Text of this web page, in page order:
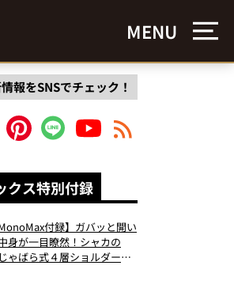
MENU
報をSNSでチェック！
クス特別付録
MonoMax付録】ガバッと開い
身が一目瞭然！シャカの
じゃばら式４層ショルダーバ